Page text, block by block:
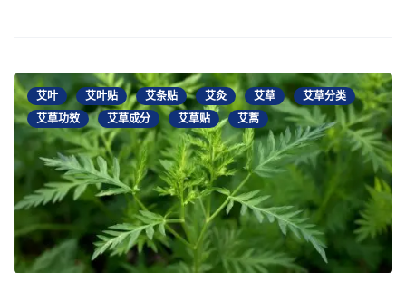
艾叶 艾叶贴 艾条贴 艾灸 艾草
艾草分类
艾草功效
艾草成分 艾草贴 艾蒿